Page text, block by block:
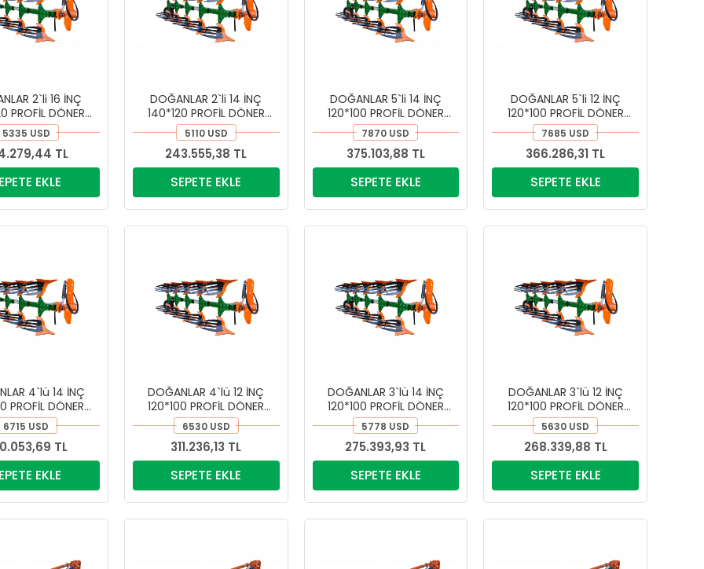
2`li 16 İNÇ
PROFİL DÖNER
PİMKESEN PULLUK
5335 USD
TL
EKLE
DOĞANLAR 2`li 14 İNÇ
140*120 PROFİL DÖNER
KULAKLI PİMKESEN PULLUK
5110 USD
243.555,38 TL
SEPETE EKLE
DOĞANLAR 5`li 14 İNÇ
120*100 PROFİL DÖNER
KULAKLI PİMKESEN PULLUK
7870 USD
375.103,88 TL
SEPETE EKLE
DOĞANLAR 5`li 12 İNÇ
120*100 PROFİL DÖNER
KULAKLI PİMKESEN PULLUK
7685 USD
366.286,31 TL
SEPETE EKLE
4`lü 14 İNÇ
PROFİL DÖNER
PİMKESEN PULLUK
6715 USD
TL
EKLE
DOĞANLAR 4`lü 12 İNÇ
120*100 PROFİL DÖNER
KULAKLI PİMKESEN PULLUK
6530 USD
311.236,13 TL
SEPETE EKLE
DOĞANLAR 3`lü 14 İNÇ
120*100 PROFİL DÖNER
KULAKLI PİMKESEN PULLUK
5778 USD
275.393,93 TL
SEPETE EKLE
DOĞANLAR 3`lü 12 İNÇ
120*100 PROFİL DÖNER
KULAKLI PİMKESEN PULLUK
5630 USD
268.339,88 TL
SEPETE EKLE